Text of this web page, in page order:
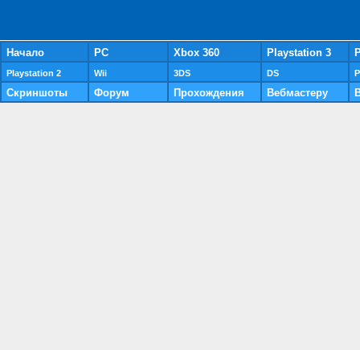
Начало PC Xbox 360 Playstation 3
Playstation 2 Wii 3DS DS
Скриншоты Форум Прохождения Вебмастеру